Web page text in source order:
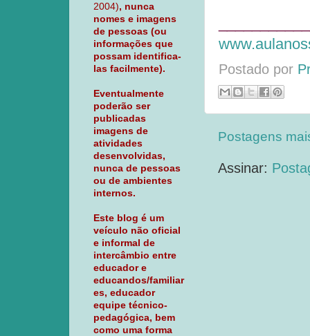
Postado por
Postagens
Assinar:
2004), nunca
nomes e imagens
de pessoas (ou
informações que
possam identifica-
las facilmente).
Eventualmente
poderão ser
publicadas
imagens de
atividades
desenvolvidas,
nunca de pessoas
ou de ambientes
internos.
Este blog é um
veículo não oficial
e informal de
intercâmbio entre
educador e
educandos/familiar
es, educador
equipe técnico-
pedagógica, bem
como uma forma